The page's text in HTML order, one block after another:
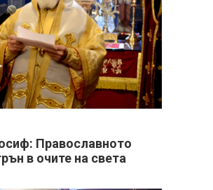
Православното
в очите на света